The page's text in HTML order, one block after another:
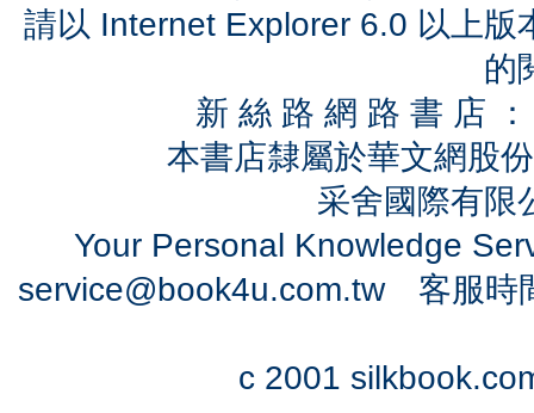
請以 Internet Explorer 6.0 以上
的
新 絲 路 網 路 書 店
本書店隸屬於華文網股
采舍國際有
Your Personal Knowledge
service@book4u.com.tw客服時
c 2001